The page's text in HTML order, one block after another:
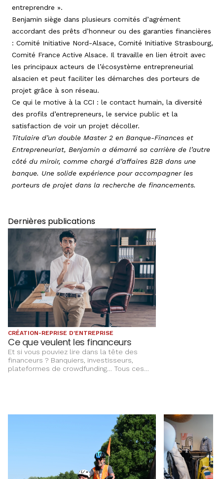
entreprendre ».
Benjamin siège dans plusieurs comités d’agrément
accordant des prêts d’honneur ou des garanties financières
: Comité Initiative Nord-Alsace, Comité Initiative Strasbourg,
Comité France Active Alsace. Il travaille en lien étroit avec
les principaux acteurs de l’écosystème entrepreneurial
alsacien et peut faciliter les démarches des porteurs de
projet grâce à son réseau.
Ce qui le motive à la CCI : le contact humain, la diversité
des profils d’entrepreneurs, le service public et la
satisfaction de voir un projet décoller.
Titulaire d’un double Master 2 en Banque-Finances et
Entrepreneuriat, Benjamin a démarré sa carrière de l’autre
côté du miroir, comme chargé d’affaires B2B dans une
banque. Une solide expérience pour accompagner les
porteurs de projet dans la recherche de financements.
Dernières publications
CRÉATION-REPRISE D'ENTREPRISE
Ce que veulent les financeurs
Et si vous pouviez lire dans la tête des
financeurs ? Banquiers, investisseurs,
plateformes de crowdfunding… Tous ces